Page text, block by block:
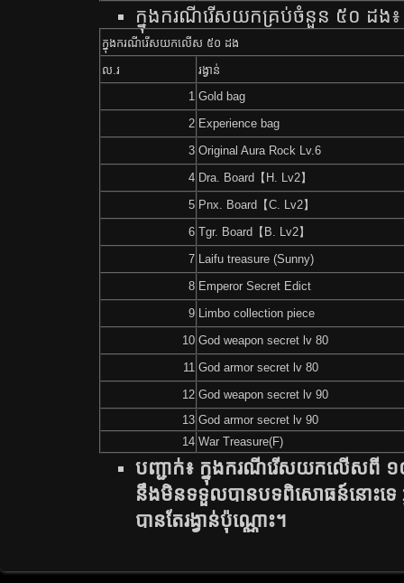
ក្នុង​ករណី​រើស​យក​គ្រប់​ចំនួន​ ៥០​​ ដង៖
ក្នុង​ករណី​រើស​យក​លើស​ ៥០​ ដង
ល.រ
រង្វាន់​
1 Gold bag
2 Experience bag
3 Original Aura Rock Lv.6
4 Dra. Board【H. Lv2】
5 Pnx. Board【C. Lv2】
6 Tgr. Board【B. Lv2】
7 Laifu treasure (Sunny)
8 Emperor Secret Edict
9 Limbo collection piece
10 God weapon secret lv 80
11 God armor secret lv 80
12 God weapon secret lv 90
13 God armor secret lv 90
14 War Treasure(F)
បញ្ជាក់​៖ ក្នុង​ករណី​រើស​យក​លើស​ពី​ ១០
នឹង​មិន​ទទួល​បាន​បទ​ពិសោធន៍​នោះ​ទេ​ អ្
បាន​តែ​រង្វាន់​ប៉ុណ្ណោះ​។